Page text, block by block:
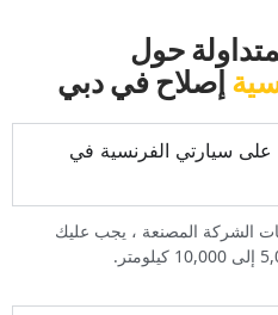
حول‏
‏إصلاح في دبي‏
سيارتي الفرنسية في
الشركة المصنعة ، يجب عليك